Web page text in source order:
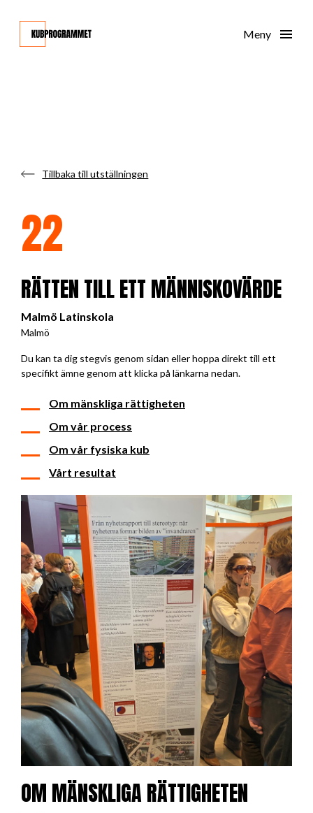
Tillbaka till utställningen
22
RÄTTEN TILL ETT MÄNNISKOVÄRDE
Malmö Latinskola
Malmö
Du kan ta dig stegvis genom sidan eller hoppa direkt till ett
specifikt ämne genom att klicka på länkarna nedan.
Om mänskliga rättigheten
Om vår process
Om vår fysiska kub
Vårt resultat
OM MÄNSKLIGA RÄTTIGHETEN